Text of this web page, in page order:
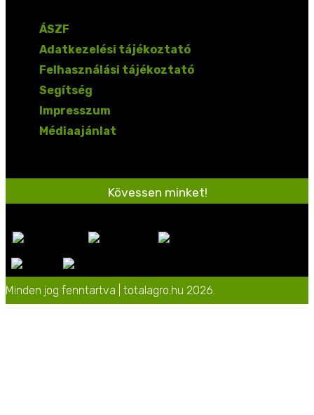
ÁSZF
Adatkezelési tájékoztató
Felhasználási tájékoztató
Segítség
Impresszum
Médiaajánlat
Kövessen minket!
Minden jog fenntartva | totalagro.hu 2026.